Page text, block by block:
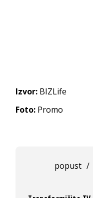
Izvor: BIZLife
Foto: Promo
popust /